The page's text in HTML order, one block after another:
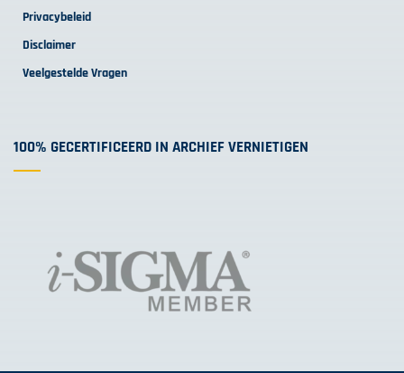
Privacybeleid
Disclaimer
Veelgestelde Vragen
100% GECERTIFICEERD IN ARCHIEF VERNIETIGEN